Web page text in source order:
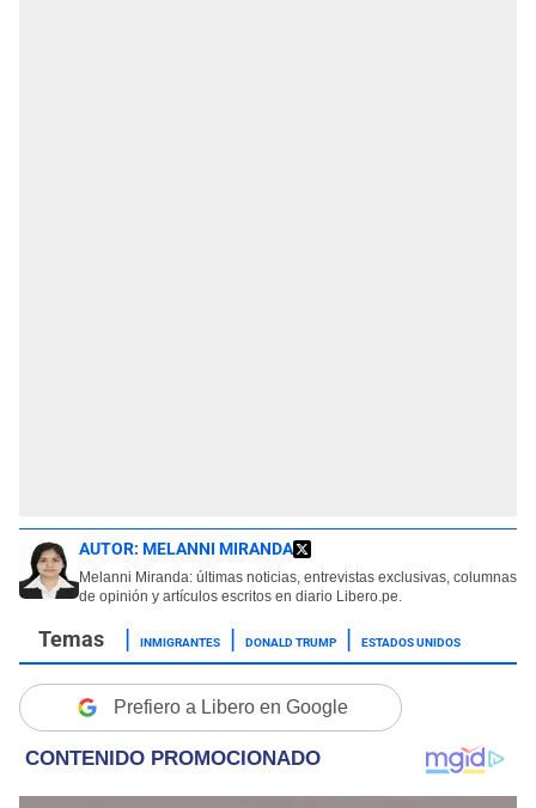
AUTOR: MELANNI MIRANDA
Melanni Miranda: últimas noticias, entrevistas exclusivas, columnas
de opinión y artículos escritos en diario Libero.pe.
INMIGRANTES DONALD TRUMP ESTADOS UNIDOS
Prefiero a Libero en Google